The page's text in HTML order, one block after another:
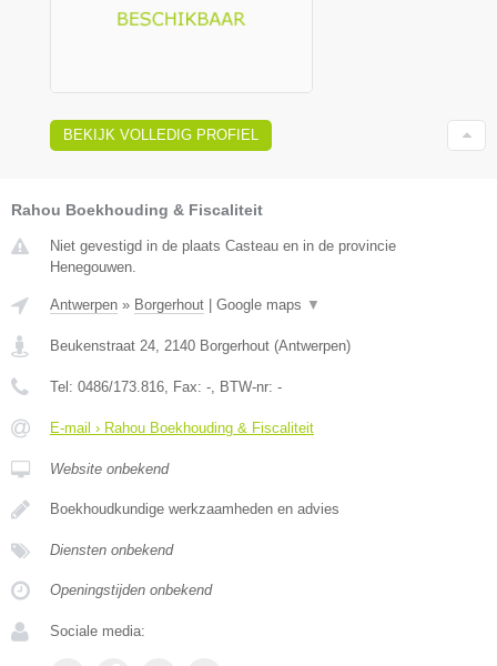
BEKIJK VOLLEDIG PROFIEL
Rahou Boekhouding & Fiscaliteit
Niet gevestigd in de plaats Casteau en in de provincie
Henegouwen.
Antwerpen » Borgerhout Google maps ▼
Beukenstraat 24, 2140 Borgerhout (Antwerpen)
Tel: 0486/173.816, Fax: -, BTW-nr: -
E-mail › Rahou Boekhouding & Fiscaliteit
Website onbekend
Boekhoudkundige werkzaamheden en advies
Diensten onbekend
Openingstijden onbekend
Sociale media: